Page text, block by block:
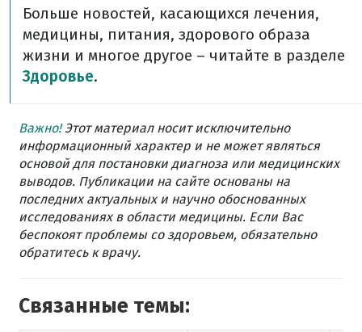
Больше новостей, касающихся лечения,
медицины, питания, здорового образа
жизни и многое другое – читайте в разделе
Здоровье.
Важно!Этот материал носит исключительно
информационный характер и не может являться
основой для постановки диагноза или медицинских
выводов. Публикации на сайте основаны на
последних актуальных и научно обоснованных
исследованиях в области медицины. Если Вас
беспокоят проблемы со здоровьем, обязательно
обратитесь к врачу.
Связанные темы: